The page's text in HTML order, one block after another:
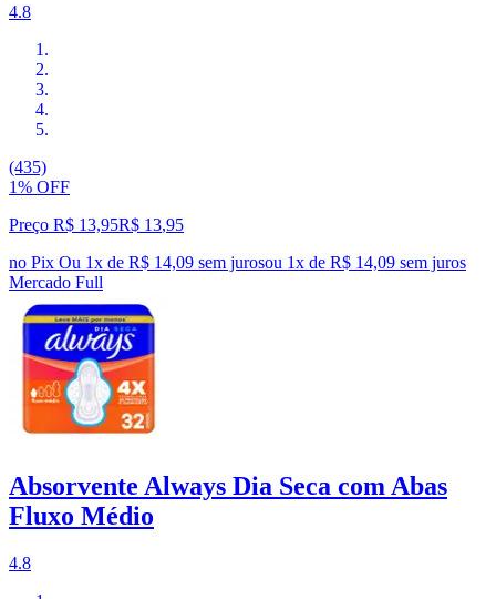
4.8
(435)
1% OFF
Preço R$ 13,95R$ 13,95
no Pix Ou 1x de R$ 14,09 sem jurosou 1x de R$ 14,09 sem juros
Mercado Full
Absorvente Always Dia Seca com Abas
Fluxo Médio
4.8